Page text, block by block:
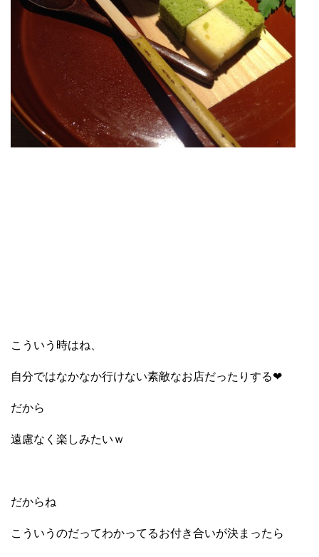
こういう時はね、
自分ではなかなか行けない素敵なお店だったりする❤
だから
遠慮なく楽しみたいｗ
だからね
こういうのだってわかってるお付き合いが決まったら